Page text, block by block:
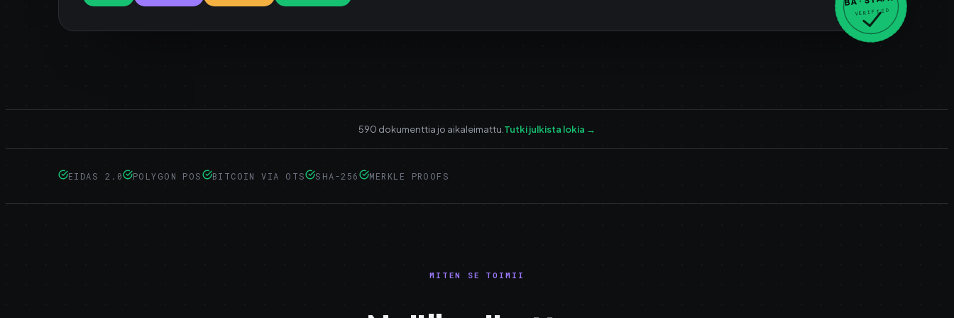
VERIFIED
590 dokumenttia jo aikaleimattu.Tutki julkista lokia →
EIDAS 2.0 POLYGON POS BITCOIN VIA OTS SHA-256 MERKLE PROOFS
MITEN SE TOIMII